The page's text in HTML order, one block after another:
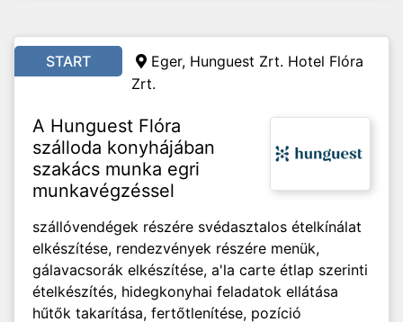
START
Eger, Hunguest Zrt. Hotel Flóra
Zrt.
A Hunguest Flóra
szálloda konyhájában
szakács munka egri
munkavégzéssel
szállóvendégek részére svédasztalos ételkínálat
elkészítése, rendezvények részére menük,
gálavacsorák elkészítése, a'la carte étlap szerinti
ételkészítés, hidegkonyhai feladatok ellátása
hűtők takarítása, fertőtlenítése, pozíció